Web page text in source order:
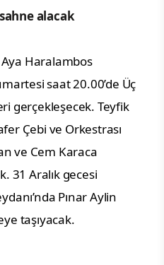
alacak
Haralambos
saat 20.00’de Üç
gerçekleşecek. Teyfik
Çebi ve Orkestrası
ve Cem Karaca
31 Aralık gecesi
Pınar Aylin
taşıyacak.